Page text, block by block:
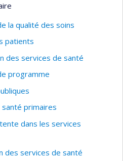
la qualité des soins
patients
des services de santé
programme
santé primaires
dans les services
des services de santé